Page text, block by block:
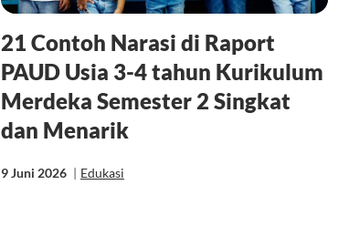
21 Contoh Narasi di Raport
PAUD Usia 3-4 tahun Kurikulum
Merdeka Semester 2 Singkat
dan Menarik
9 Juni 2026 | Edukasi